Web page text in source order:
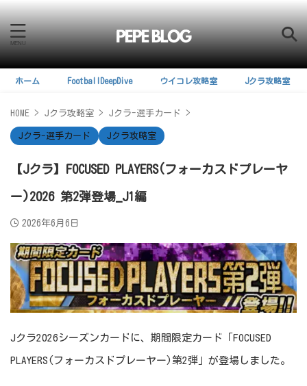
ホーム FootballDeepDive ウイコレ攻略室 Jクラ攻略室
HOME > Jクラ攻略室 > Jクラ-選手カード >
Jクラ-選手カード Jクラ攻略室
【Jクラ】FOCUSED PLAYERS(フォーカスドプレーヤ
ー)2026 第2弾登場_J1編
2026年6月6日
Jクラ2026シーズンカードに、期間限定カード「FOCUSED
PLAYERS(フォーカスドプレーヤー)第2弾」が登場しました。